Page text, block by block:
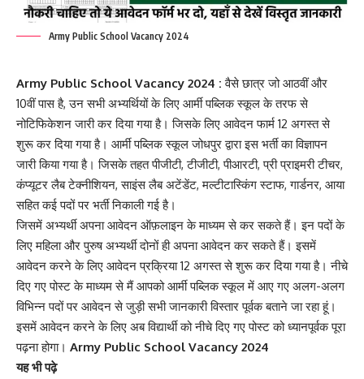
Army Public School Vacancy 2024
Army Public School Vacancy 2024 :वैसे छात्र जो आठवीं और
10वीं पास है, उन सभी अभ्यर्थियों के लिए आर्मी पब्लिक स्कूल के तरफ से
नोटिफिकेशन जारी कर दिया गया है। जिसके लिए आवेदन फार्म 12 अगस्त से
शुरू कर दिया गया है। आर्मी पब्लिक स्कूल जोधपुर द्वारा इस भर्ती का विज्ञापन
जारी किया गया है। जिसके तहत पीजीटी, टीजीटी, पीआरटी, प्री प्राइमरी टीचर,
कंप्यूटर लैब टेक्नीशियन, साइंस लैब अटेंडेंट, मल्टीटास्किंग स्टाफ, गार्डनर, आया
सहित कई पदों पर भर्ती निकाली गई है।
जिसमें अभ्यर्थी अपना आवेदन ऑफ़लाइन के माध्यम से कर सकते हैं। इन पदों के
लिए महिला और पुरुष अभ्यर्थी दोनों ही अपना आवेदन कर सकते हैं। इसमें
आवेदन करने के लिए आवेदन प्रक्रिया 12 अगस्त से शुरू कर दिया गया है। नीचे
दिए गए पोस्ट के माध्यम से मैं आपको आर्मी पब्लिक स्कूल में आए गए अलग-अलग
विभिन्न पदों पर आवेदन से जुड़ी सभी जानकारी विस्तार पूर्वक बताने जा रहा हूं।
इसमें आवेदन करने के लिए अब विद्यार्थी को नीचे दिए गए पोस्ट को ध्यानपूर्वक पूरा
पढ़ना होगा। Army Public School Vacancy 2024
यह भी पढ़े